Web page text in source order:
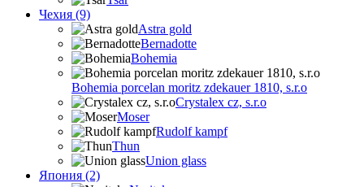
Чехия (9)
Astra gold
Bernadotte
Bohemia
Bohemia porcelan moritz zdekauer 1810, s.r.o
Crystalex cz, s.r.o
Moser
Rudolf kampf
Thun
Union glass
Япония (2)